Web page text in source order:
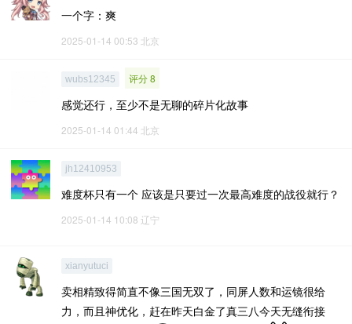
一个字：爽
2025-01-14 00:53 北京
wubs12345 评分 8
感觉还行，至少不是无聊的碎片化故事
2025-01-14 01:44 北京
jh12410953
难度杯只有一个 应该是只要过一次最高难度的战役就行？
2025-01-14 10:08 辽宁
xianyutuci
卖相精致得简直不像三国无双了，同屏人数和运镜很给
力，而且神优化，赶在昨天白金了真三八今天无缝衔接